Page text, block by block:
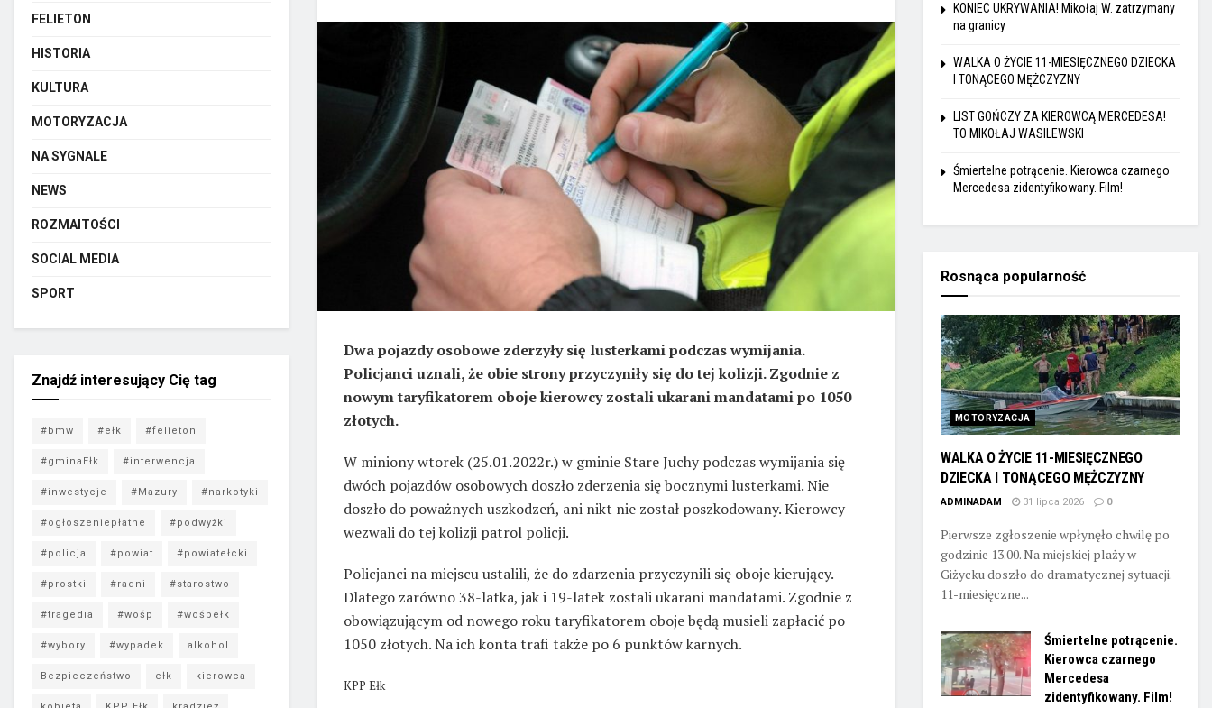
Dwa pojazdy osobowe zderzyły się lusterkami podczas wymijania.
Policjanci uznali, że obie strony przyczyniły się do tej kolizji. Zgodnie z
nowym taryfikatorem oboje kierowcy zostali ukarani mandatami po 1050
złotych.
W miniony wtorek (25.01.2022r.) w gminie Stare Juchy podczas wymijania się
dwóch pojazdów osobowych doszło zderzenia się bocznymi lusterkami. Nie
doszło do poważnych uszkodzeń, ani nikt nie został poszkodowany. Kierowcy
wezwali do tej kolizji patrol policji.
Policjanci na miejscu ustalili, że do zdarzenia przyczynili się oboje kierujący.
Dlatego zarówno 38-latka, jak i 19-latek zostali ukarani mandatami. Zgodnie z
obowiązującym od nowego roku taryfikatorem oboje będą musieli zapłacić po
1050 złotych. Na ich konta trafi także po 6 punktów karnych.
KPP Ełk
FELIETON
HISTORIA
KULTURA
MOTORYZACJA
NA SYGNALE
NEWS
ROZMAITOŚCI
SOCIAL MEDIA
SPORT
Znajdź interesujący Cię tag
#bmw #ełk #felieton
#gminaEłk #interwencja
#inwestycje #Mazury #narkotyki
#ogłoszeniepłatne #podwyżki
#policja #powiat #powiatełcki
#prostki #radni #starostwo
#tragedia #wośp #wośpełk
#wybory #wypadek alkohol
Bezpieczeństwo ełk kierowca
KONIEC UKRYWANIA! Mikołaj W. zatrzymany
na granicy
WALKA O ŻYCIE 11-MIESIĘCZNEGO DZIECKA
I TONĄCEGO MĘŻCZYZNY
LIST GOŃCZY ZA KIEROWCĄ MERCEDESA!
TO MIKOŁAJ WASILEWSKI
Śmiertelne potrącenie. Kierowca czarnego
Mercedesa zidentyfikowany. Film!
Rosnąca popularność
MOTORYZACJA
WALKA O ŻYCIE 11-MIESIĘCZNEGO
DZIECKA I TONĄCEGO MĘŻCZYZNY
ADMINADAM 31 lipca 2026 0
Pierwsze zgłoszenie wpłynęło chwilę po
godzinie 13.00. Na miejskiej plaży w
Giżycku doszło do dramatycznej sytuacji.
11-miesięczne...
Śmiertelne potrącenie.
Kierowca czarnego
Mercedesa
zidentyfikowany. Film!